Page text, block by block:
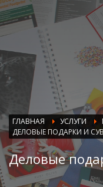
ГЛАВНАЯ УСЛУГИ
ДЕЛОВЫЕ ПОДАРКИ И
Деловые